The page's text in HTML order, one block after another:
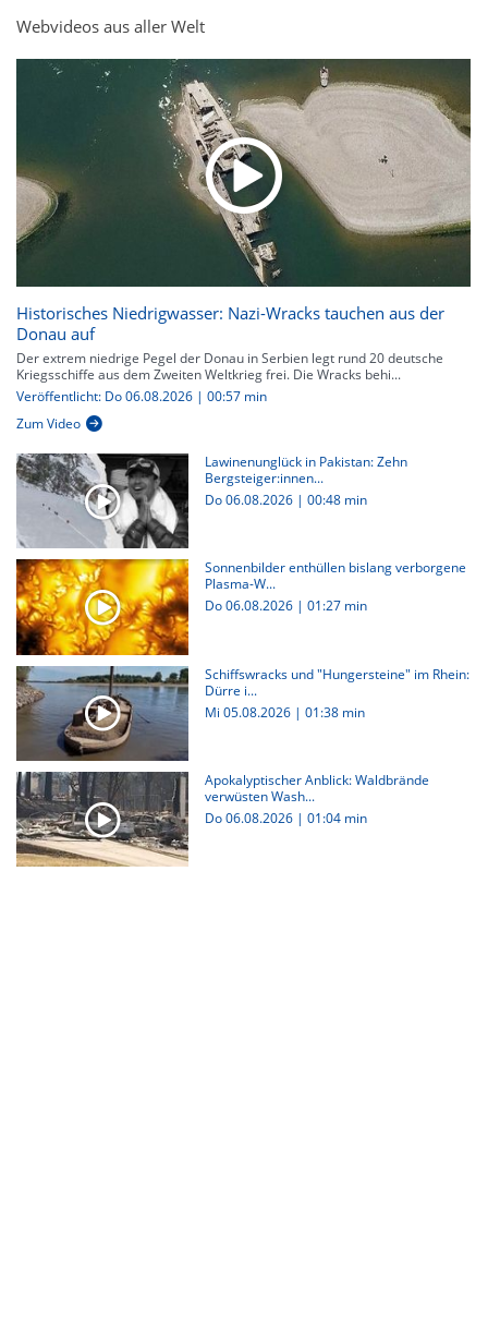
Webvideos aus aller Welt
Historisches Niedrigwasser: Nazi-Wracks tauchen aus der
Donau auf
Der extrem niedrige Pegel der Donau in Serbien legt rund 20 deutsche
Kriegsschiffe aus dem Zweiten Weltkrieg frei. Die Wracks behi...
Veröffentlicht: Do 06.08.2026 | 00:57 min
Zum Video
Lawinenunglück in Pakistan: Zehn
Bergsteiger:innen...
Do 06.08.2026 | 00:48 min
Sonnenbilder enthüllen bislang verborgene
Plasma-W...
Do 06.08.2026 | 01:27 min
Schiffswracks und "Hungersteine" im Rhein:
Dürre i...
Mi 05.08.2026 | 01:38 min
Apokalyptischer Anblick: Waldbrände
verwüsten Wash...
Do 06.08.2026 | 01:04 min